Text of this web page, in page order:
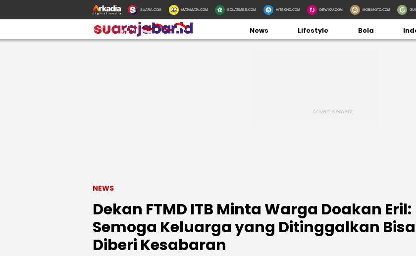
SUARA.COM MATAMATA.COM BOLATIMES.COM HITEKNO.COM DEWIKU.COM MOBIMOTO.COM
News Lifestyle Bola
NEWS
Dekan FTMD ITB Minta Warga Doakan Eril:
Semoga Keluarga yang Ditinggalkan Bisa
Diberi Kesabaran